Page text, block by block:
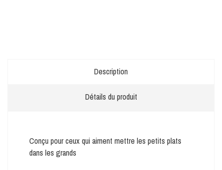
Description
Détails du produit
Conçu pour ceux qui aiment mettre les petits plats
dans les grands